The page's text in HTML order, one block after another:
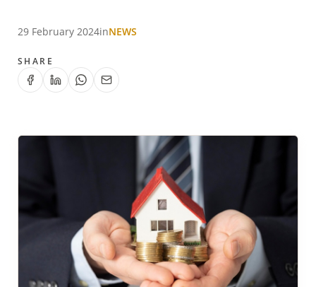
29 February 2024inNEWS
SHARE